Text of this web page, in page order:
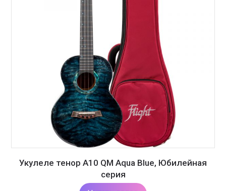
Укулеле тенор A10 QM Aqua Blue, Юбилейная
серия